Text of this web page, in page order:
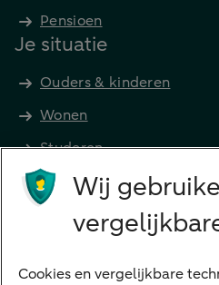
Pensioen
Je situatie
Ouders & kinderen
Wonen
Studeren
Preferred Banking
Digitale diensten
Wij
Cookies en vergelijkbare